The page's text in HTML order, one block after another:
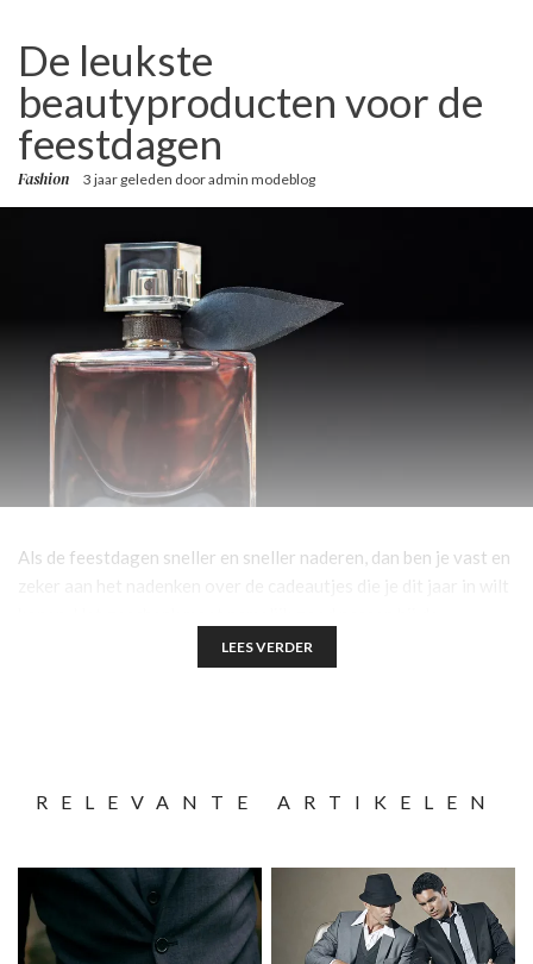
De leukste
beautyproducten voor de
feestdagen
Fashion 3 jaar geleden dooradmin modeblog
Als de feestdagen sneller en sneller naderen, dan ben je vast en
gelukkige ontvanger, luxe in zijn gepakt en perfect aansluiten
the most wonderful time of the year’. Maar aan wat voor
LEES VERDER
RELEVANTE ARTIKELEN